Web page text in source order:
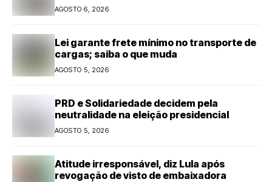
AGOSTO 6, 2026
Lei garante frete mínimo no transporte de
cargas; saiba o que muda
AGOSTO 5, 2026
PRD e Solidariedade decidem pela
neutralidade na eleição presidencial
AGOSTO 5, 2026
Atitude irresponsável, diz Lula após
revogação de visto de embaixadora